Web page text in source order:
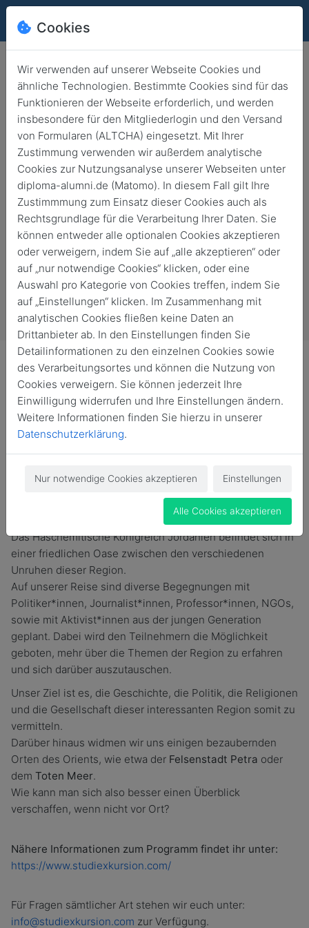
Externes Angebot – Exkursion
nach Jordanien
Zurück 5. Nov. 2024
Angebot eines externen Dienstleisters: Eine politische
Studienreise in den Nahen Osten vom 01.04.-10.04.2025
eine Vielzahl an Schlüsselereignissen gezeichnet ist. Auf
unserer Studienreise beschäftigen wir uns intensiv mit
eben diesem Konflikt im Nahen Osten.
Das Haschemitische Königreich Jordanien befindet sich in
einer friedlichen Oase zwischen den verschiedenen
Unruhen dieser Region.
Auf unserer Reise sind diverse Begegnungen mit
Politiker*innen, Journalist*innen, Professor*innen, NGOs,
sowie mit Aktivist*innen aus der jungen Generation
geplant. Dabei wird den Teilnehmern die Möglichkeit
geboten, mehr über die Themen der Region zu erfahren
und sich darüber auszutauschen.
Unser Ziel ist es, die Geschichte, die Politik, die Religionen
und die Gesellschaft dieser interessanten Region somit zu
vermitteln.
Darüber hinaus widmen wir uns einigen bezaubernden
Orten des Orients, wie etwa der Felsenstadt Petra oder
dem Toten Meer.
Wie kann man sich also besser einen Überblick
verschaffen, wenn nicht vor Ort?
Nähere Informationen zum Programm findet ihr unter:
https://www.studiexkursion.com/
Für Fragen sämtlicher Art stehen wir euch unter:
info@studiexkursion.com zur Verfügung.
Cookies
Wir verwenden auf unserer Webseite Cookies und
ähnliche Technologien. Bestimmte Cookies sind für das
Funktionieren der Webseite erforderlich, und werden
insbesondere für den Mitgliederlogin und den Versand
von Formularen (ALTCHA) eingesetzt. Mit Ihrer
Zustimmung verwenden wir außerdem analytische
Cookies zur Nutzungsanalyse unserer Webseiten unter
diploma-alumni.de (Matomo). In diesem Fall gilt Ihre
Zustimmmung zum Einsatz dieser Cookies auch als
Rechtsgrundlage für die Verarbeitung Ihrer Daten. Sie
können entweder alle optionalen Cookies akzeptieren
oder verweigern, indem Sie auf „alle akzeptieren“ oder
auf „nur notwendige Cookies“ klicken, oder eine
Auswahl pro Kategorie von Cookies treffen, indem Sie
auf „Einstellungen“ klicken. Im Zusammenhang mit
analytischen Cookies fließen keine Daten an
Drittanbieter ab. In den Einstellungen finden Sie
Detailinformationen zu den einzelnen Cookies sowie
des Verarbeitungsortes und können die Nutzung von
Cookies verweigern. Sie können jederzeit Ihre
Einwilligung widerrufen und Ihre Einstellungen ändern.
Weitere Informationen finden Sie hierzu in unserer
Datenschutzerklärung.
Nur notwendige Cookies akzeptieren Einstellungen
Alle Cookies akzeptieren